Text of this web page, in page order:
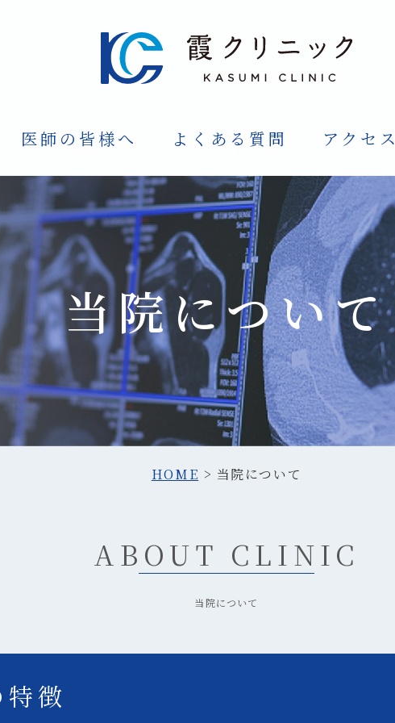
医師の皆様へ よくある質問 アクセス
当院について
HOME 当院について
ABOUT CLINIC
当院について
徴